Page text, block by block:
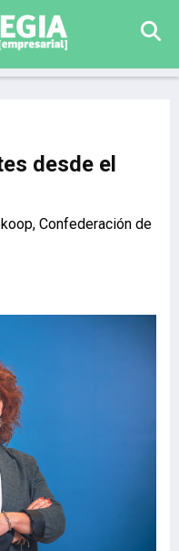
desde el
Confederación de